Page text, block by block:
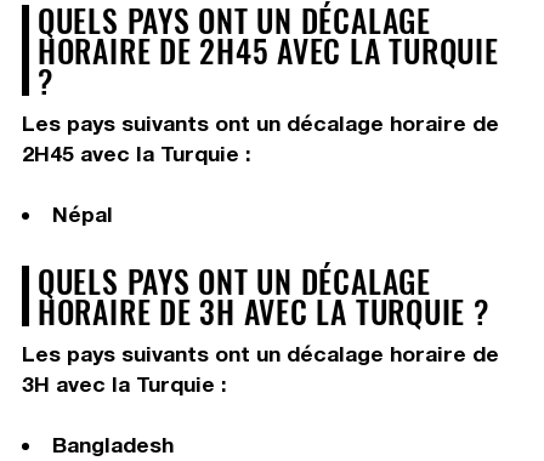
QUELS PAYS ONT UN DÉCALAGE
HORAIRE DE 2H45 AVEC LA TURQUIE
?
Les pays suivants ont un décalage horaire de
2H45 avec la Turquie :
Népal
QUELS PAYS ONT UN DÉCALAGE
HORAIRE DE 3H AVEC LA TURQUIE ?
Les pays suivants ont un décalage horaire de
3H avec la Turquie :
Bangladesh